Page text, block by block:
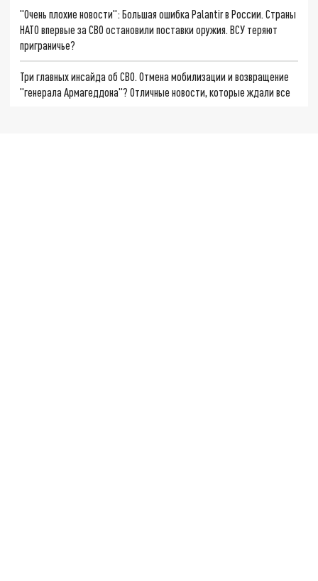
"Очень плохие новости": Большая ошибка Palantir в России. Страны
НАТО впервые за СВО остановили поставки оружия. ВСУ теряют
приграничье?
Три главных инсайда об СВО. Отмена мобилизации и возвращение
"генерала Армагеддона"? Отличные новости, которые ждали все